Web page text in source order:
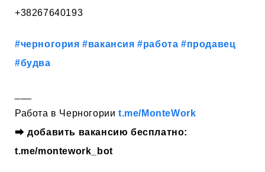
+38267640193
#черногория #вакансия #работа #продавец
#будва
Работа в Черногории t.me/MonteWork
⮕добавить вакансию бесплатно:
t.me/montework_bot